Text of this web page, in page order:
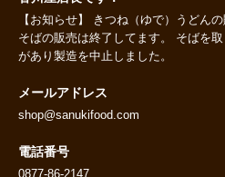
【お知らせ】 きつね（ゆで）うどん
そばの販売は終了してます。 そばを
があり製造を中止しました。
メールアドレス
shop@sanukifood.com
電話番号
0877-86-2147